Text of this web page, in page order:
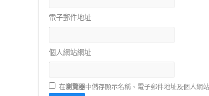
電子郵件地址
個人網站網址
在瀏覽器中儲存顯示名稱、電子郵件地址及個人網